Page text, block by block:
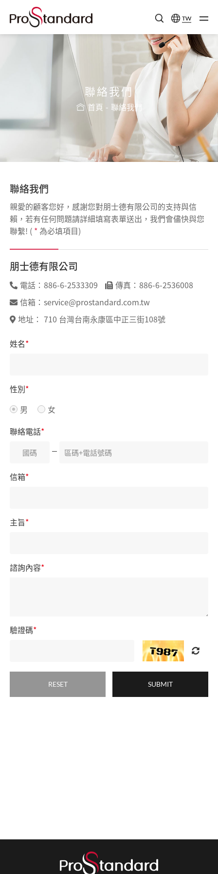
TW
聯絡我們
首頁 聯絡我們
聯絡我們
親愛的顧客您好，感謝您對朋士德有限公司的支持與信
賴，若有任何問題請詳細填寫表單送出，我們會儘快與您
聯繫! ( *為必填項目)
朋士德有限公司
電話： 886-6-2533309 傳真： 886-6-2536008
信箱： service@prostandard.com.tw
地址： 710 台灣台南永康區中正三街108號
姓名*
性別*
男
女
聯絡電話*
信箱*
主旨*
諮詢內容*
驗證碼*
SUBMIT